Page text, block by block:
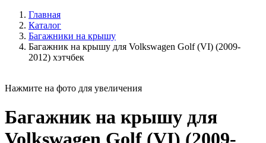
Главная
Каталог
Багажники на крышу
Багажник на крышу для Volkswagen Golf (VI) (2009-
2012) хэтчбек
Нажмите на фото для увеличения
Багажник на крышу для